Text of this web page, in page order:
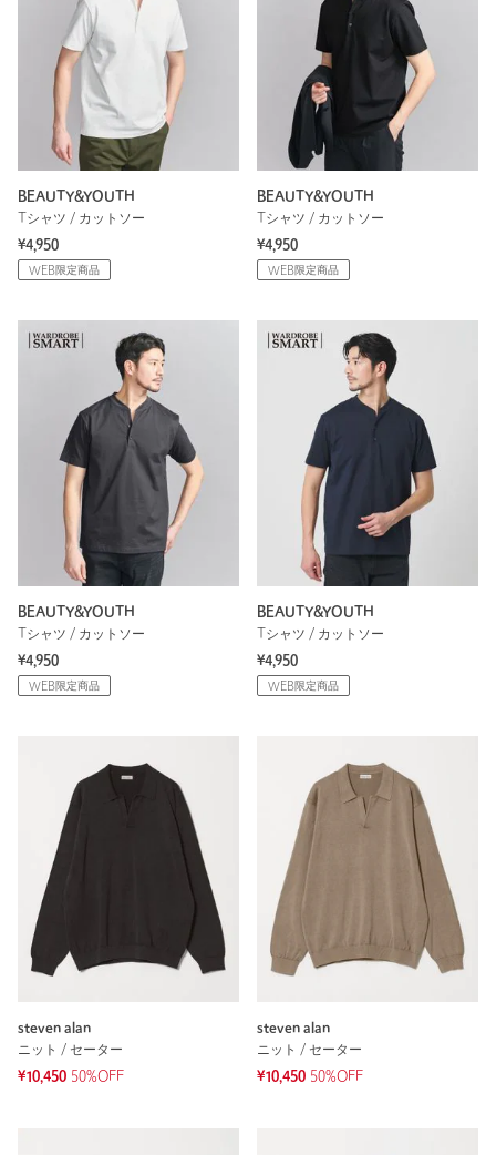
BEAUTY&YOUTH
Tシャツ / カットソー
¥4,950
WEB限定商品
BEAUTY&YOUTH
Tシャツ / カットソー
¥4,950
WEB限定商品
BEAUTY&YOUTH
Tシャツ / カットソー
¥4,950
WEB限定商品
BEAUTY&YOUTH
Tシャツ / カットソー
¥4,950
WEB限定商品
steven alan
ニット / セーター
¥10,450 50%OFF
steven alan
ニット / セーター
¥10,450 50%OFF